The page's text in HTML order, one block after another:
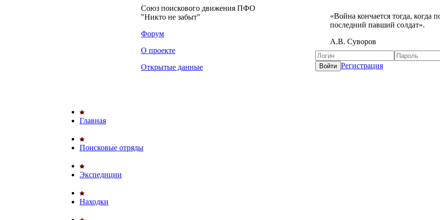
Союз поискового движения ПФО
"Никто не забыт"
Форум
О проекте
Открытые данные
«Война кончается тогда, когда
последний павший солдат».
А.В. Суворов
Регистрация
Главная
Поисковые отряды
Экспедиции
Находки